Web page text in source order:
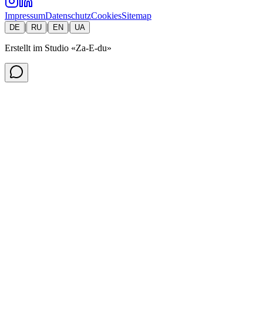
ImpressumDatenschutzCookiesSitemap
DE | RU | EN | UA
Erstellt im Studio «Za-E-du»